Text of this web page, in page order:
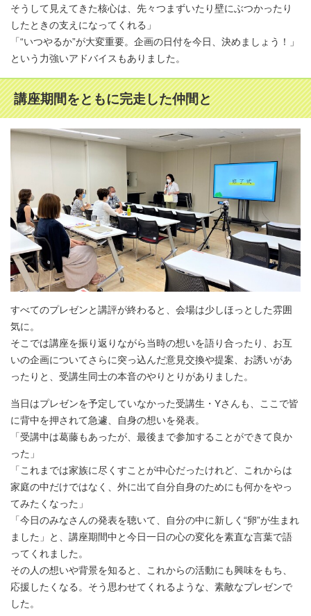
そうして見えてきた核心は、先々つまずいたり壁にぶつかったり
したときの支えになってくれる」
「“いつやるか”が大変重要。企画の日付を今日、決めましょう！」
という力強いアドバイスもありました。
講座期間をともに完走した仲間と
すべてのプレゼンと講評が終わると、会場は少しほっとした雰囲
気に。
そこでは講座を振り返りながら当時の想いを語り合ったり、お互
いの企画についてさらに突っ込んだ意見交換や提案、お誘いがあ
ったりと、受講生同士の本音のやりとりがありました。
当日はプレゼンを予定していなかった受講生・Yさんも、ここで皆
に背中を押されて急遽、自身の想いを発表。
「受講中は葛藤もあったが、最後まで参加することができて良か
った」
「これまでは家族に尽くすことが中心だったけれど、これからは
家庭の中だけではなく、外に出て自分自身のためにも何かをやっ
てみたくなった」
「今日のみなさんの発表を聴いて、自分の中に新しく“卵”が生まれ
ました」と、講座期間中と今日一日の心の変化を素直な言葉で語
ってくれました。
その人の想いや背景を知ると、これからの活動にも興味をもち、
応援したくなる。そう思わせてくれるような、素敵なプレゼンで
した。